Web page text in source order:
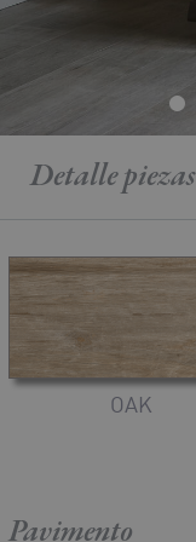
Detallepiezas
OAK
Pavimento